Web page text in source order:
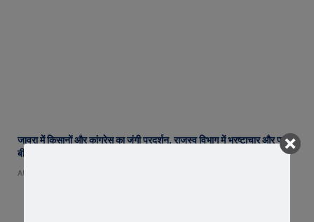
जावरा में किसानों और कांग्रेस का जंगी प्रदर्शन, राजस्व विभाग में भ्रष्टाचार और फसल
बीमा पर जताया आक्रोश
AUGUST 6, 2026